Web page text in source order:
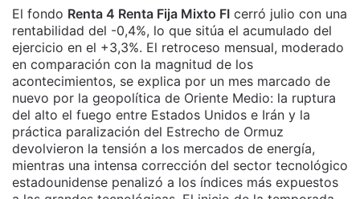
El fondo Renta 4 Renta Fija Mixto FI cerró julio con una
rentabilidad del -0,4%, lo que sitúa el acumulado del
ejercicio en el +3,3%. El retroceso mensual, moderado
en comparación con la magnitud de los
acontecimientos, se explica por un mes marcado de
nuevo por la geopolítica de Oriente Medio: la ruptura
del alto el fuego entre Estados Unidos e Irán y la
práctica paralización del Estrecho de Ormuz
devolvieron la tensión a los mercados de energía,
mientras una intensa corrección del sector tecnológico
estadounidense penalizó a los índices más expuestos